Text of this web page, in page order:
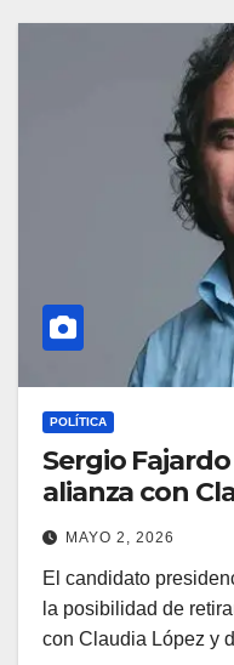
POLÍTICA
Sergio
alianza con
MAYO 2, 2026
El candidato
la posibilidad de
con Claudia López y